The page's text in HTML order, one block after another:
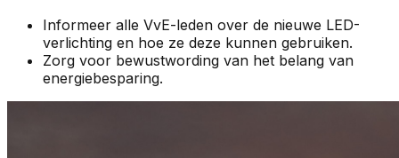
Informeer alle VvE-leden over de nieuwe LED-
verlichting en hoe ze deze kunnen gebruiken.
Zorg voor bewustwording van het belang van
energiebesparing.